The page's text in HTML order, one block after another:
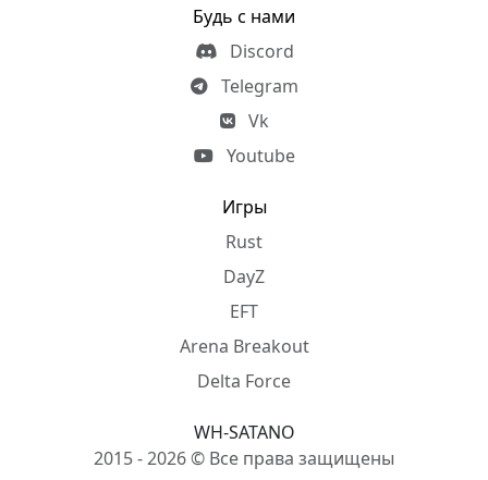
Будь с нами
Discord
Telegram
Vk
Youtube
Игры
Rust
DayZ
EFT
Arena Breakout
Delta Force
WH-SATANO
2015 - 2026 © Все права защищены